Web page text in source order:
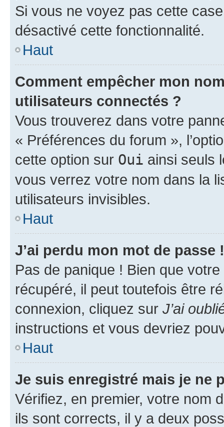
Si vous ne voyez pas cette
désactivé cette fonctionnalité.
Haut
Comment empêcher mon
utilisateurs connectés ?
Vous trouverez dans votre
« Préférences du forum »,
cette option sur Oui ainsi seuls
vous verrez votre nom dans la
utilisateurs invisibles.
Haut
J’ai perdu mon mot de passe !
Pas de panique ! Bien que
récupéré, il peut toutefois être
connexion, cliquez sur J’ai
instructions et vous devriez
Haut
Je suis enregistré mais je ne
Vérifiez, en premier, votre nom
ils sont corrects, il y a deux